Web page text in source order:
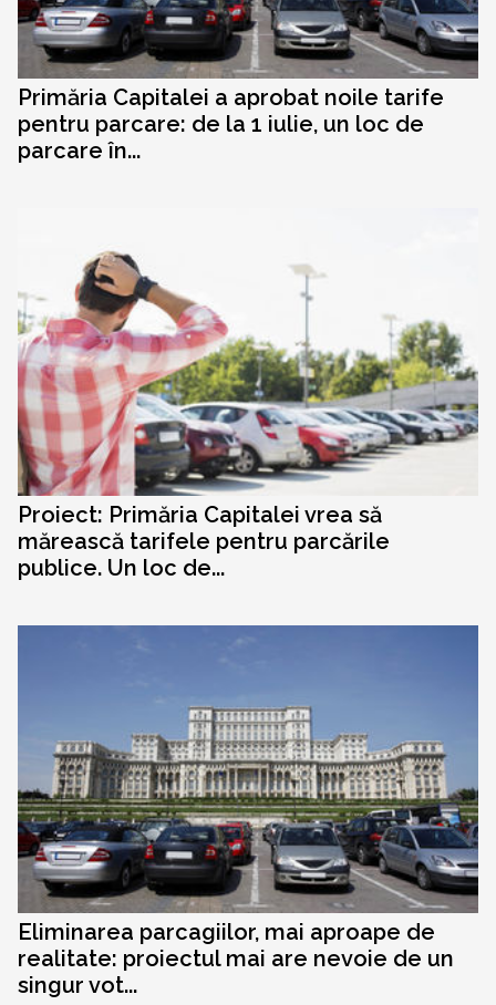
Primăria Capitalei a aprobat noile tarife
pentru parcare: de la 1 iulie, un loc de
parcare în...
Proiect: Primăria Capitalei vrea să
mărească tarifele pentru parcările
publice. Un loc de...
Eliminarea parcagiilor, mai aproape de
realitate: proiectul mai are nevoie de un
singur vot...